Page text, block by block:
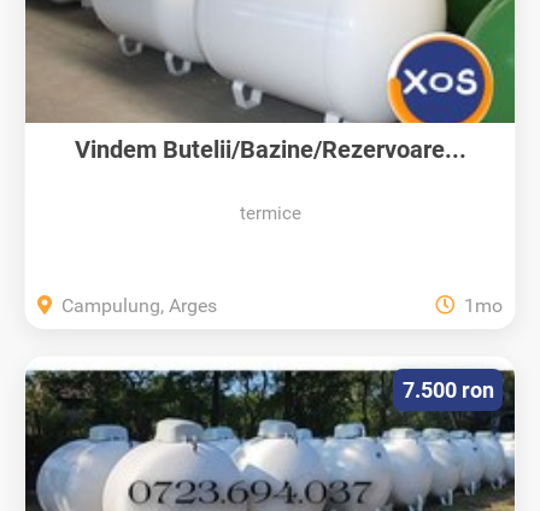
Vindem Butelii/Bazine/Rezervoare...
termice
Campulung, Arges 1mo
7.500 ron